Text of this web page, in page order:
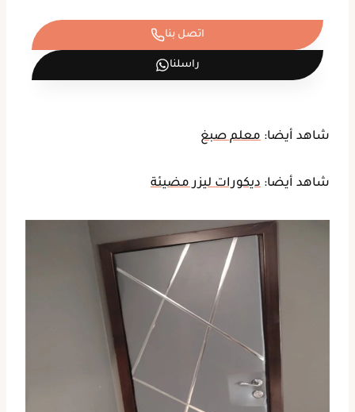
اتصل بنا
راسلنا
شاهد أيضا: معلم صبغ
شاهد أيضا: ديكورات ليزر مضيئة